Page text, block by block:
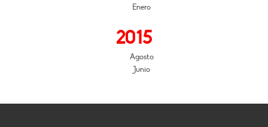
Enero
2015
Agosto
Junio